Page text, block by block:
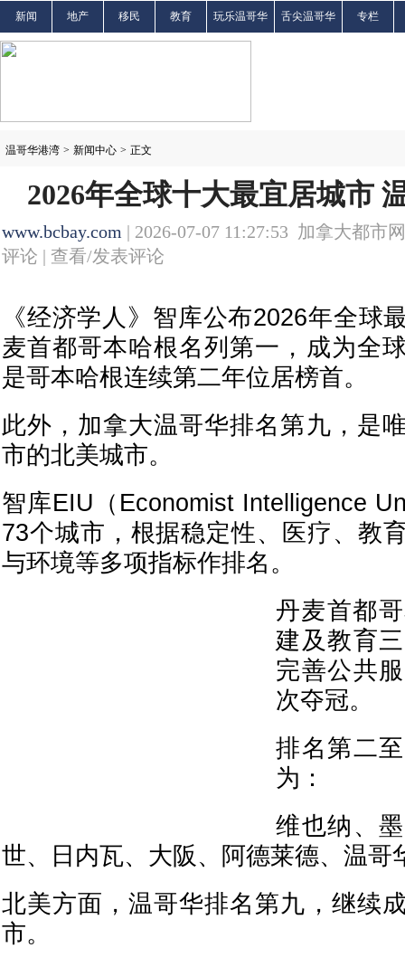
新闻 地产 移民 教育 玩乐温哥华 舌尖温哥华 专栏
温哥华港湾 > 新闻中心 > 正文
2026年全球十大最宜居城市
www.bcbay.com | 2026-07-07 11:27:53 加拿大都市
评论 | 查看/发表评论
《经济学人》智库公布2026年全球
麦首都哥本哈根名列第一，成为全
是哥本哈根连续第二年位居榜首。
此外，加拿大温哥华排名第九，是
市的北美城市。
智库EIU（Economist Intelligence
73个城市，根据稳定性、医疗、教
与环境等多项指标作排名。
丹麦首都
建及教育
完善公共
次夺冠。
排名第二
为：
维也纳、
世、日内瓦、大阪、阿德莱德、温哥
北美方面，温哥华排名第九，继续
市。